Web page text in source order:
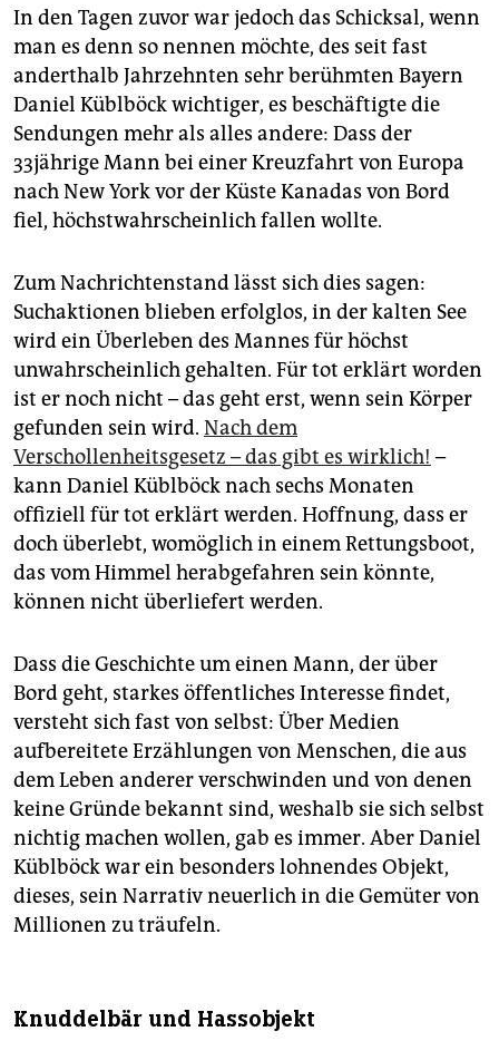
In den Tagen zuvor war jedoch das Schicksal, wenn
man es denn so nennen möchte, des seit fast
anderthalb Jahrzehnten sehr berühmten Bayern
Daniel Küblböck wichtiger, es beschäftigte die
Sendungen mehr als alles andere: Dass der
33jährige Mann bei einer Kreuzfahrt von Europa
nach New York vor der Küste Kanadas von Bord
fiel, höchstwahrscheinlich fallen wollte.
Zum Nachrichtenstand lässt sich dies sagen:
Suchaktionen blieben erfolglos, in der kalten See
wird ein Überleben des Mannes für höchst
unwahrscheinlich gehalten. Für tot erklärt worden
ist er noch nicht – das geht erst, wenn sein Körper
gefunden sein wird. Nach dem
Verschollenheitsgesetz – das gibt es wirklich! –
kann Daniel Küblböck nach sechs Monaten
offiziell für tot erklärt werden. Hoffnung, dass er
doch überlebt, womöglich in einem Rettungsboot,
das vom Himmel herabgefahren sein könnte,
können nicht überliefert werden.
Dass die Geschichte um einen Mann, der über
Bord geht, starkes öffentliches Interesse findet,
versteht sich fast von selbst: Über Medien
aufbereitete Erzählungen von Menschen, die aus
dem Leben anderer verschwinden und von denen
keine Gründe bekannt sind, weshalb sie sich selbst
nichtig machen wollen, gab es immer. Aber Daniel
Küblböck war ein besonders lohnendes Objekt,
dieses, sein Narrativ neuerlich in die Gemüter von
Millionen zu träufeln.
Knuddelbär und Hassobjekt